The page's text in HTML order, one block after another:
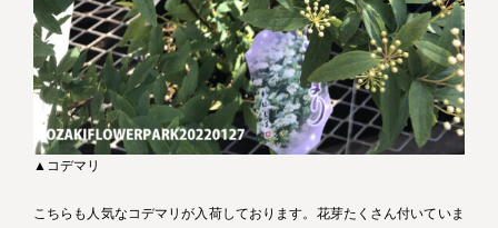
▲コデマリ
こちらも人気なコデマリが入荷しております。花芽たくさん付いていま